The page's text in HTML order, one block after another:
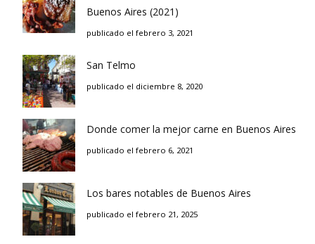
Buenos Aires (2021)
publicado el febrero 3, 2021
San Telmo
publicado el diciembre 8, 2020
Donde comer la mejor carne en Buenos Aires
publicado el febrero 6, 2021
Los bares notables de Buenos Aires
publicado el febrero 21, 2025